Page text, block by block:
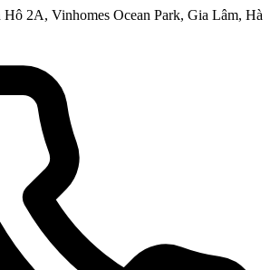
Hô 2A, Vinhomes Ocean Park, Gia Lâm, Hà